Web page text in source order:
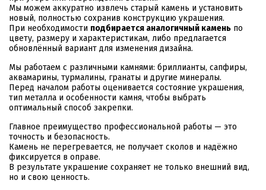
Мы можем аккуратно извлечь старый камень и установить
новый, полностью сохранив конструкцию украшения.
При необходимости подбирается аналогичный камень по
цвету, размеру и характеристикам, либо предлагается
обновлённый вариант для изменения дизайна.
Мы работаем с различными камнями: бриллианты, сапфиры,
аквамарины, турмалины, гранаты и другие минералы.
Перед началом работы оценивается состояние украшения,
тип металла и особенности камня, чтобы выбрать
оптимальный способ закрепки.
Главное преимущество профессиональной работы — это
точность и безопасность.
Камень не перегревается, не получает сколов и надёжно
фиксируется в оправе.
В результате украшение сохраняет не только внешний вид,
но и свою ценность.